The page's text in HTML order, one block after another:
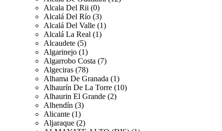
Alcala Del Rii (0)
Alcalá Del Río (3)
Alcalá Del Valle (1)
Alcalá La Real (1)
Alcaudete (5)
Algarinejo (1)
Algarrobo Costa (7)
Algeciras (78)
Alhama De Granada (1)
Alhaurín De La Torre (10)
Alhaurin El Grande (2)
Alhendín (3)
Alicante (1)
Aljaraque (2)